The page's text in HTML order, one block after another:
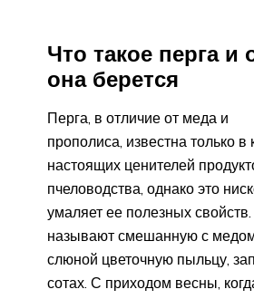
Что такое перга и
она берется
Перга, в отличие от меда и
прополиса, известна только в
настоящих ценителей
пчеловодства, однако это
умаляет ее полезных
называют смешанную с
слюной цветочную пыльцу,
сотах. С приходом весны,